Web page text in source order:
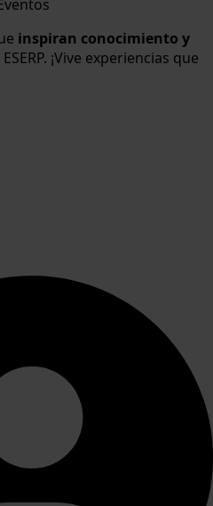
inspiran conocimiento y
¡Vive experiencias que